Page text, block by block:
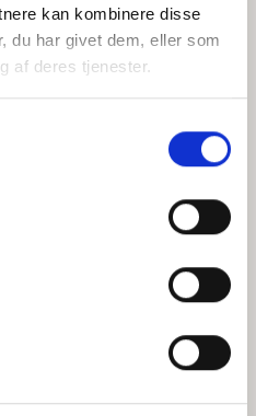
kan kombinere disse
du har givet dem, eller som
af deres tjenester.
mine personoplysninger i